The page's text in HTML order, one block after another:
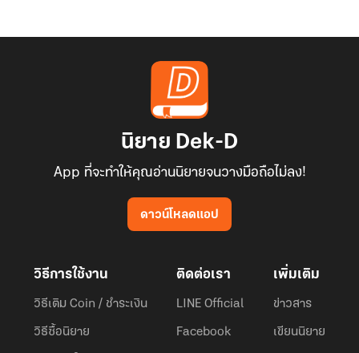
นิยาย Dek-D
App ที่จะทำให้คุณอ่านนิยายจนวางมือถือไม่ลง!
ดาวน์โหลดแอป
วิธีการใช้งาน
วิธีเติม Coin / ชำระเงิน
วิธีซื้อนิยาย
ติดต่อเรา
LINE Official
Facebook
เพิ่มเติม
ข่าวสาร
เขียนนิยาย